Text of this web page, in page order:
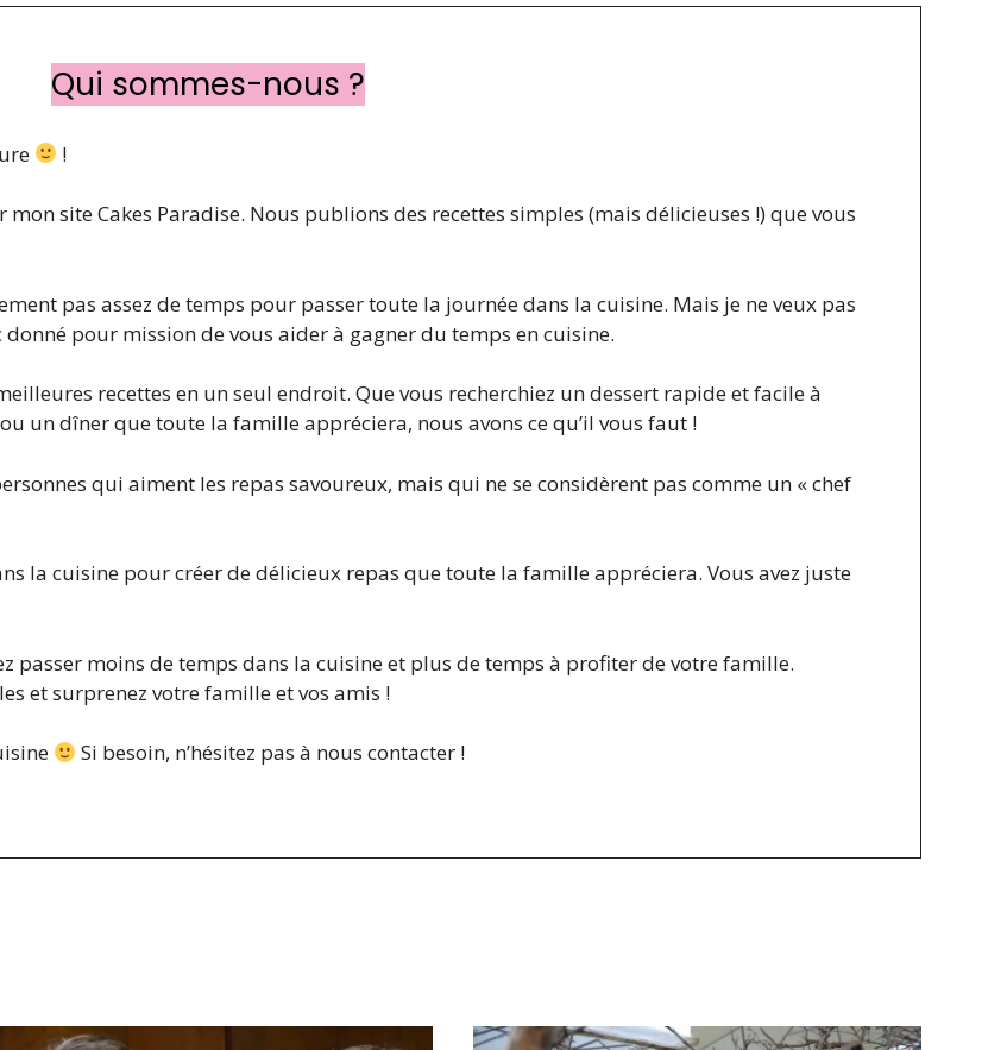
Qui sommes-nous ?
!
mon site Cakes Paradise. Nous publions des recettes simples (mais délicieuses !) que vous
pas assez de temps pour passer toute la journée dans la cuisine. Mais je ne veux pas
pour mission de vous aider à gagner du temps en cuisine.
recettes en un seul endroit. Que vous recherchiez un dessert rapide et facile à
un dîner que toute la famille appréciera, nous avons ce qu’il vous faut !
qui aiment les repas savoureux, mais qui ne se considèrent pas comme un « chef
la cuisine pour créer de délicieux repas que toute la famille appréciera. Vous avez juste
passer moins de temps dans la cuisine et plus de temps à profiter de votre famille.
et surprenez votre famille et vos amis !
Si besoin, n’hésitez pas à nous contacter !